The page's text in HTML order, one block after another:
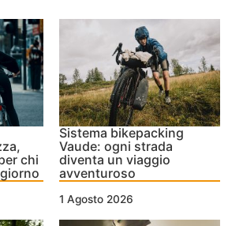
chi
Sistema bikepacking
Vaude: ogni strada
diventa un viaggio
avventuroso
1 Agosto 2026